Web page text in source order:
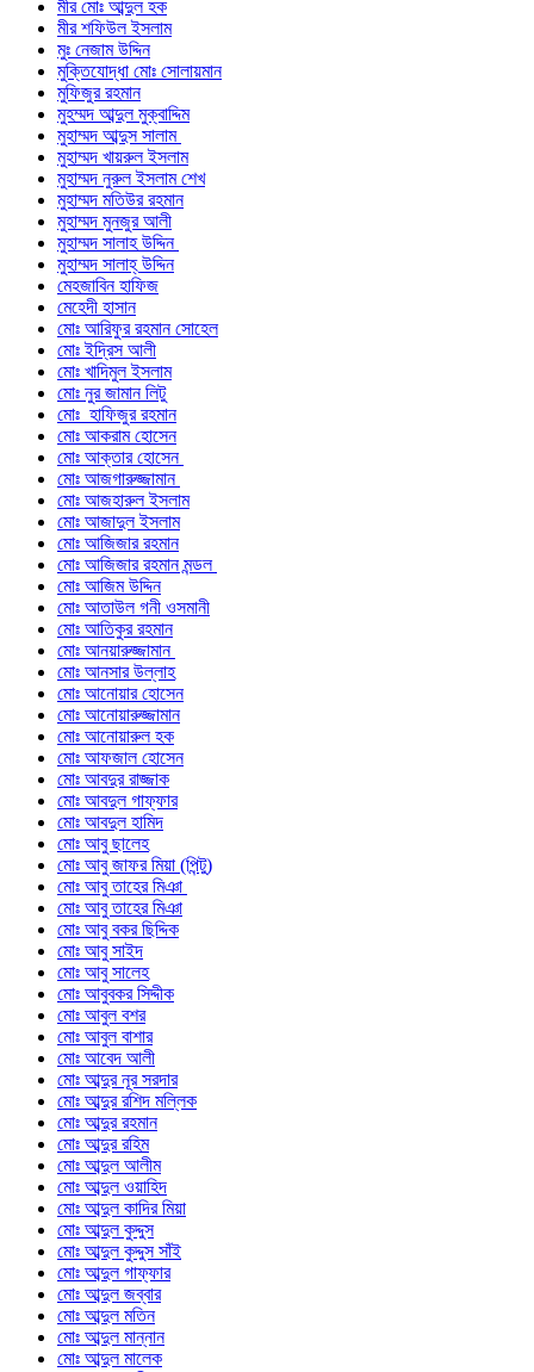
মীর মোঃ আব্দুল হক
মীর শফিউল ইসলাম
মুঃ নেজাম উদ্দিন
মুক্তিযোদ্ধা মোঃ সোলায়মান
মুফিজুর রহমান
মুহম্মদ আব্দুল মুক্বাদ্দিম
মুহাম্মদ আব্দুস সালাম
মুহাম্মদ খায়রুল ইসলাম
মুহাম্মদ নুরুল ইসলাম শেখ
মুহাম্মদ মতিউর রহমান
মুহাম্মদ মুনজুর আলী
মুহাম্মদ সালাহ উদ্দিন
মুহাম্মদ সালাহ্ উদ্দিন
মেহজাবিন হাফিজ
মেহেদী হাসান
মোঃ আরিফুর রহমান সোহেল
মোঃ ইদ্রিস আলী
মোঃ খাদিমুল ইসলাম
মোঃ নুর জামান লিটু
মোঃ হাফিজুর রহমান
মোঃ আকরাম হোসেন
মোঃ আক্তার হোসেন
মোঃ আজগারুজ্জামান
মোঃ আজহারুল ইসলাম
মোঃ আজাদুল ইসলাম
মোঃ আজিজার রহমান
মোঃ আজিজার রহমান মন্ডল
মোঃ আজিম উদ্দিন
মোঃ আতাউল গনী ওসমানী
মোঃ আতিকুর রহমান
মোঃ আনয়ারুজ্জামান
মোঃ আনসার উল্লাহ
মোঃ আনোয়ার হোসেন
মোঃ আনোয়ারুজ্জামান
মোঃ আনোয়ারুল হক
মোঃ আফজাল হোসেন
মোঃ আবদুর রাজ্জাক
মোঃ আবদুল গাফ্‌ফার
মোঃ আবদুল হামিদ
মোঃ আবু ছালেহ
মোঃ আবু জাফর মিয়া (পিন্টু)
মোঃ আবু তাহের মিঞা
মোঃ আবু তাহের মিঞা
মোঃ আবু বকর ছিদ্দিক
মোঃ আবু সাইদ
মোঃ আবু সালেহ
মোঃ আবুবকর সিদ্দীক
মোঃ আবুল বশর
মোঃ আবুল বাশার
মোঃ আবেদ আলী
মোঃ আব্দুর নূর সরদার
মোঃ আব্দুর রশিদ মল্লিক
মোঃ আব্দুর রহমান
মোঃ আব্দুর রহিম
মোঃ আব্দুল আলীম
মোঃ আব্দুল ওয়াহিদ
মোঃ আব্দুল কাদির মিয়া
মোঃ আব্দুল কুদ্দুস
মোঃ আব্দুল কুদ্দুস সাঁই
মোঃ আব্দুল গাফ্ফার
মোঃ আব্দুল জব্বার
মোঃ আব্দুল মতিন
মোঃ আব্দুল মান্নান
মোঃ আব্দুল মালেক